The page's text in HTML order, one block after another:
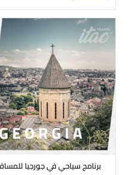
برنامج سياحي في جورجيا